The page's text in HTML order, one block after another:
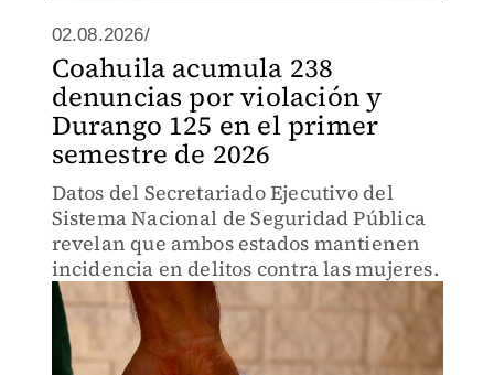
02.08.2026/
Coahuila acumula 238
denuncias por violación y
Durango 125 en el primer
semestre de 2026
Datos del Secretariado Ejecutivo del
Sistema Nacional de Seguridad Pública
revelan que ambos estados mantienen
incidencia en delitos contra las mujeres.